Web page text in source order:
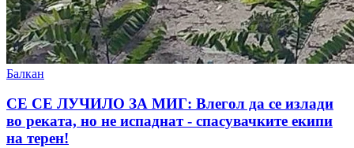
Балкан
СЕ СЕ ЛУЧИЛО ЗА МИГ: Влегол да се излади
во реката, но не испаднат - спасувачките екипи
на терен!